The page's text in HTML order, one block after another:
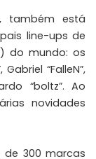
também está
line-ups de
do mundo: os
“FalleN”,
“boltz”. Ao
novidades
de 300 marcas